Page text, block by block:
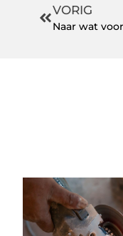
VORIG
Naar wat